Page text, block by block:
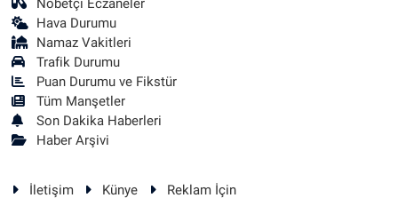
Nöbetçi Eczaneler
Hava Durumu
Namaz Vakitleri
Trafik Durumu
Puan Durumu ve Fikstür
Tüm Manşetler
Son Dakika Haberleri
Haber Arşivi
İletişim Künye Reklam İçin